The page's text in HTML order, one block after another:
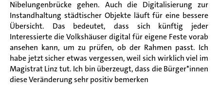
Nibelungenbrücke gehen. Auch die Digitalisierung zur
Instandhaltung städtischer Objekte läuft für eine bessere
Übersicht. Das bedeutet, dass sich künftig jeder
Interessierte die Volkshäuser digital für eigene Feste vorab
ansehen kann, um zu prüfen, ob der Rahmen passt. Ich
habe jetzt sicher etwas vergessen, weil sich wirklich viel im
Magistrat Linz tut. Ich bin überzeugt, dass die Bürger*innen
diese Veränderung sehr positiv bemerken